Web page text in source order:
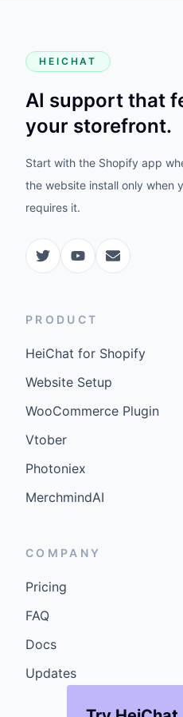
HEICHAT
AI support that
your storefront.
Start with the Shopify app
the website install only when
requires it.
PRODUCT
HeiChat for Shopify
Website Setup
WooCommerce Plugin
Vtober
Photoniex
MerchmindAI
COMPANY
Pricing
FAQ
Docs
Updates